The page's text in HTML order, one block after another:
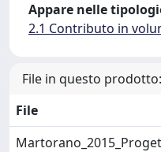
Appare nelle
2.1 Contributo in
File in questo prodotto:
File